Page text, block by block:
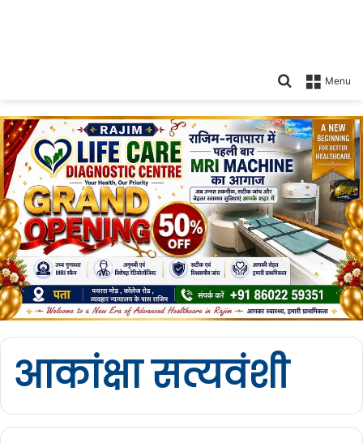
Menu
Search
आकांक्षा सत्यवंशी